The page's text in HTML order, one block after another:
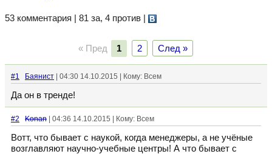
53 комментария | 81 за, 4 против
« Пред 1 2 След »
#1 Баянист | 04:30 14.10.2015 | Кому: Всем
Да он в тренде!
#2 Konan | 04:36 14.10.2015 | Кому: Всем
Вотт, что бывает с наукой, когда менеджеры, а не учёные
возглавляют научно-учебные центры! А что бывает с